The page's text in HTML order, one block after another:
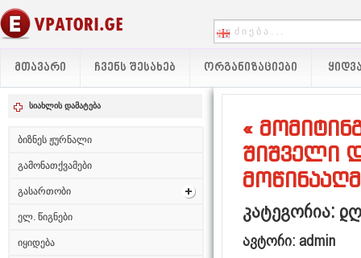
ᲛᲗᲐᲕᲐᲠᲘ ᲩᲕᲔᲜᲡ ᲨᲔᲡᲐᲮᲔᲑ ᲝᲠᲒᲐᲜᲘᲖᲐᲪᲘᲔᲑᲘ
სიახლის დამატება
ბიზნეს ჟურნალი
გამონათქვამები
გასართობი
ელ. წიგნები
იყიდება
«
შიშველი
კატეგორია:
ავტორი: admin